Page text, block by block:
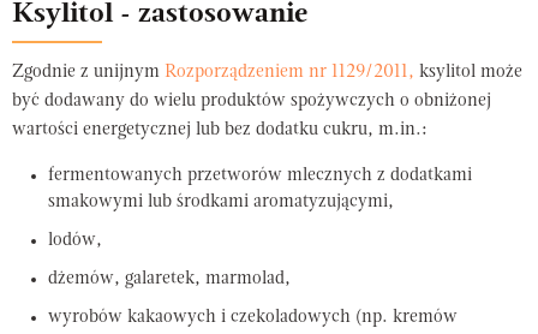
Ksylitol - zastosowanie
Zgodnie z unijnym Rozporządzeniem nr 1129/2011, ksylitol może
być dodawany do wielu produktów spożywczych o obniżonej
wartości energetycznej lub bez dodatku cukru, m.in.:
fermentowanych przetworów mlecznych z dodatkami
smakowymi lub środkami aromatyzującymi,
lodów,
dżemów, galaretek, marmolad,
wyrobów kakaowych i czekoladowych (np. kremów